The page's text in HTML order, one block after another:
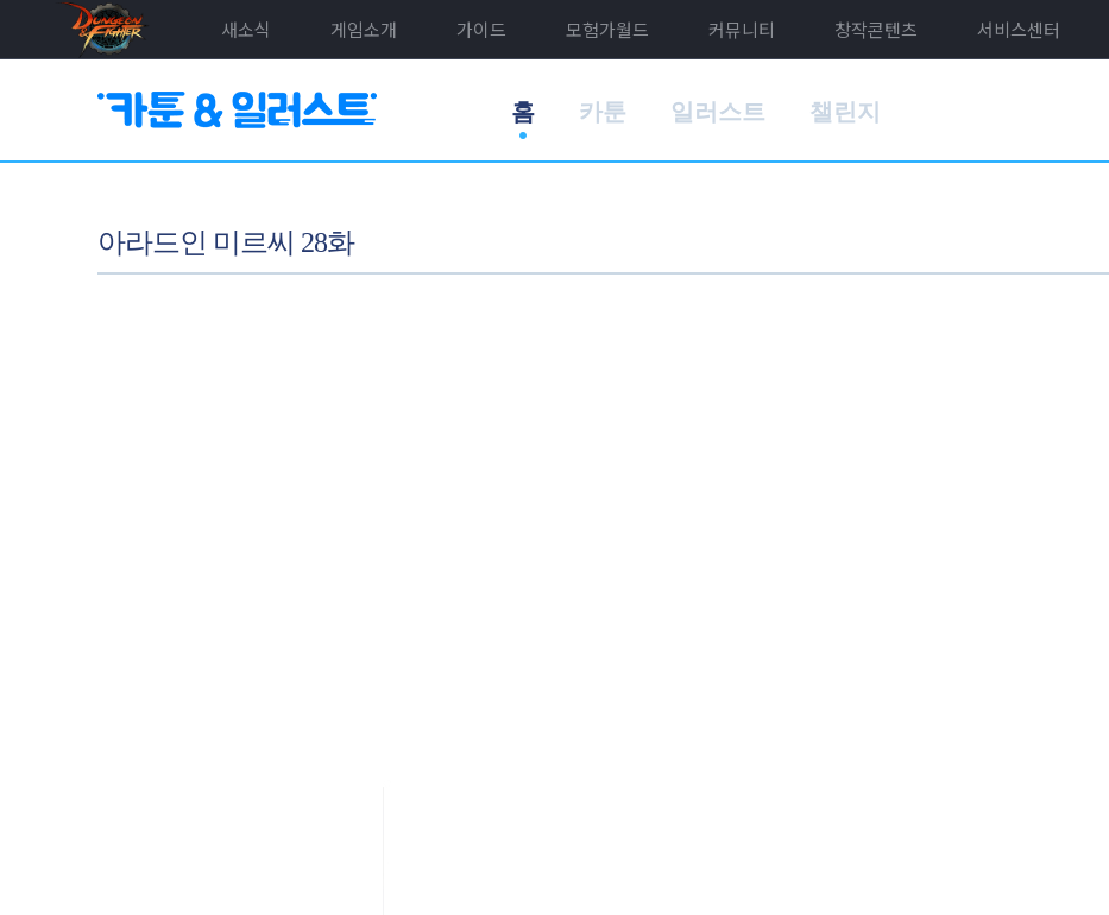
새소식 게임소개 가이드 모험가월드 커뮤니티 창작콘텐츠 서비스센터
홈 카툰 일러스트 챌린지
아라드인 미르씨 28화